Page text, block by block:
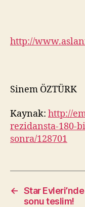
http://
Sinem ÖZTÜRK
Kaynak: http://
rezidansta-180-
sonra/128701
← Star
sonu teslim!